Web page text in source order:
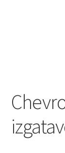
Noteikumi un
Refund and
Sazinieties ar